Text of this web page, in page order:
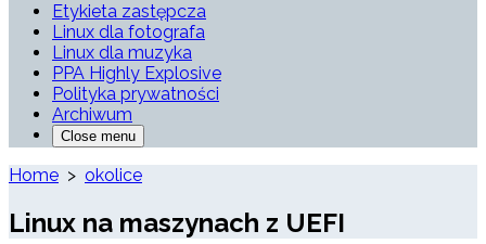
Etykieta zastępcza
Linux dla fotografa
Linux dla muzyka
PPA Highly Explosive
Polityka prywatności
Archiwum
Close menu
Home > okolice
Linux na maszynach z UEFI